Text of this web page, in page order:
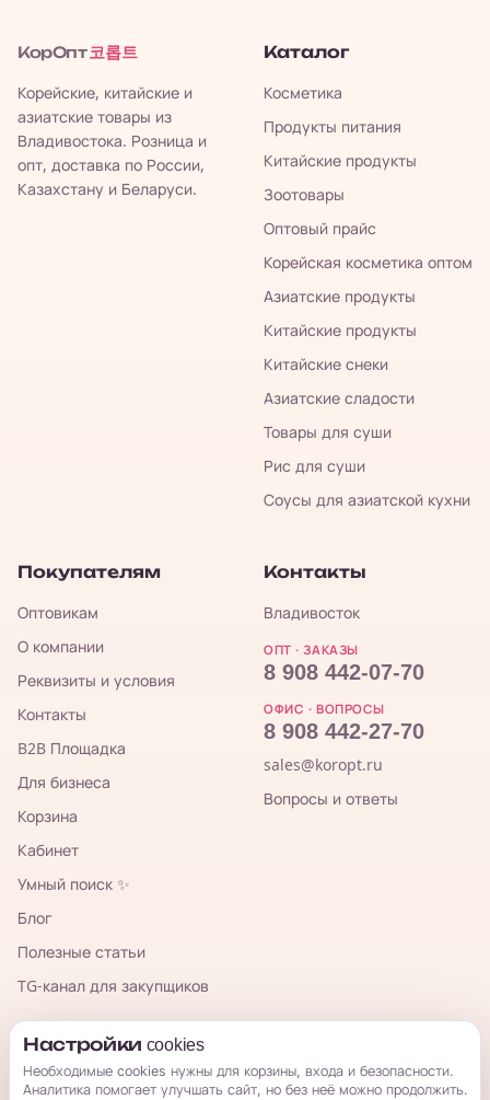
КорОпт 코롭트
Корейские, китайские и
азиатские товары из
Владивостока. Розница и
опт, доставка по России,
Казахстану и Беларуси.
Каталог
Косметика
Продукты питания
Китайские продукты
Зоотовары
Оптовый прайс
Корейская косметика оптом
Азиатские продукты
Китайские продукты
Китайские снеки
Азиатские сладости
Товары для суши
Рис для суши
Соусы для азиатской кухни
Покупателям
Оптовикам
О компании
Реквизиты и условия
Контакты
B2B Площадка
Для бизнеса
Корзина
Кабинет
Умный поиск ✨
Блог
Полезные статьи
TG-канал для закупщиков
Контакты
Владивосток
ОПТ · ЗАКАЗЫ
8 908 442-07-70
ОФИС · ВОПРОСЫ
8 908 442-27-70
sales@koropt.ru
Вопросы и ответы
КорОпт
Настройки cookies
Необходимые cookies нужны для корзины, входа и безопасности.
Аналитика помогает улучшать сайт, но без неё можно продолжить.